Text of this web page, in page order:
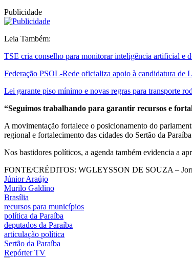
Publicidade
Leia Também:
TSE cria conselho para monitorar inteligência artificial e
Federação PSOL-Rede oficializa apoio à candidatura de
Lei garante piso mínimo e novas regras para transporte
“Seguimos trabalhando para garantir recursos e
A movimentação fortalece o posicionamento do
regional e fortalecimento das cidades do Sertão da
Nos bastidores políticos, a agenda também evidencia a
FONTE/CRÉDITOS: WGLEYSSON DE SOUZA –
Júnior Araújo
Murilo Galdino
Brasília
recursos para municípios
política da Paraíba
deputados da Paraíba
articulação política
Sertão da Paraíba
Repórter TV